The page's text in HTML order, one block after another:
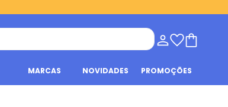
MARCAS NOVIDADES PROMOÇÕES